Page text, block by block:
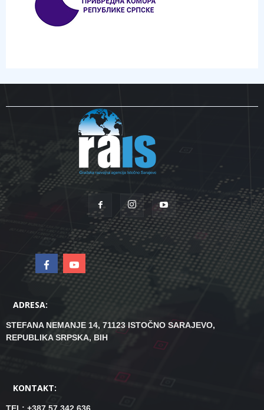
ADRESA:
STEFANA NEMANJE 14, 71123 ISTOČNO SARAJEVO,
REPUBLIKA SRPSKA, BIH
KONTAKT:
TEL: +387 57 342 636